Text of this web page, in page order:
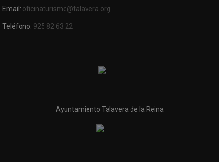
Email: oficinaturismo@talavera.org
Teléfono: 925 82 63 22
Ayuntamiento Talavera de la Reina